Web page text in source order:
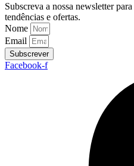
Subscreva a nossa newsletter
tendências e ofertas.
Nome
Email
Subscrever
Facebook-f